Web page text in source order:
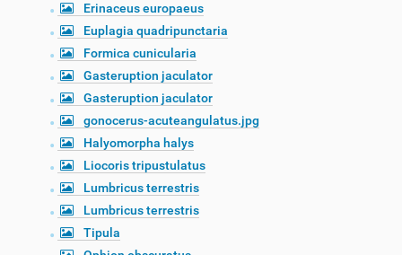
Erinaceus europaeus
Euplagia quadripunctaria
Formica cunicularia
Gasteruption jaculator
Gasteruption jaculator
gonocerus-acuteangulatus.jpg
Halyomorpha halys
Liocoris tripustulatus
Lumbricus terrestris
Lumbricus terrestris
Tipula